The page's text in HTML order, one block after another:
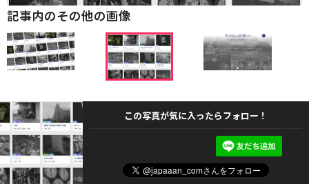
記事内のその他の画像
この写真が気に入ったらフォロー！